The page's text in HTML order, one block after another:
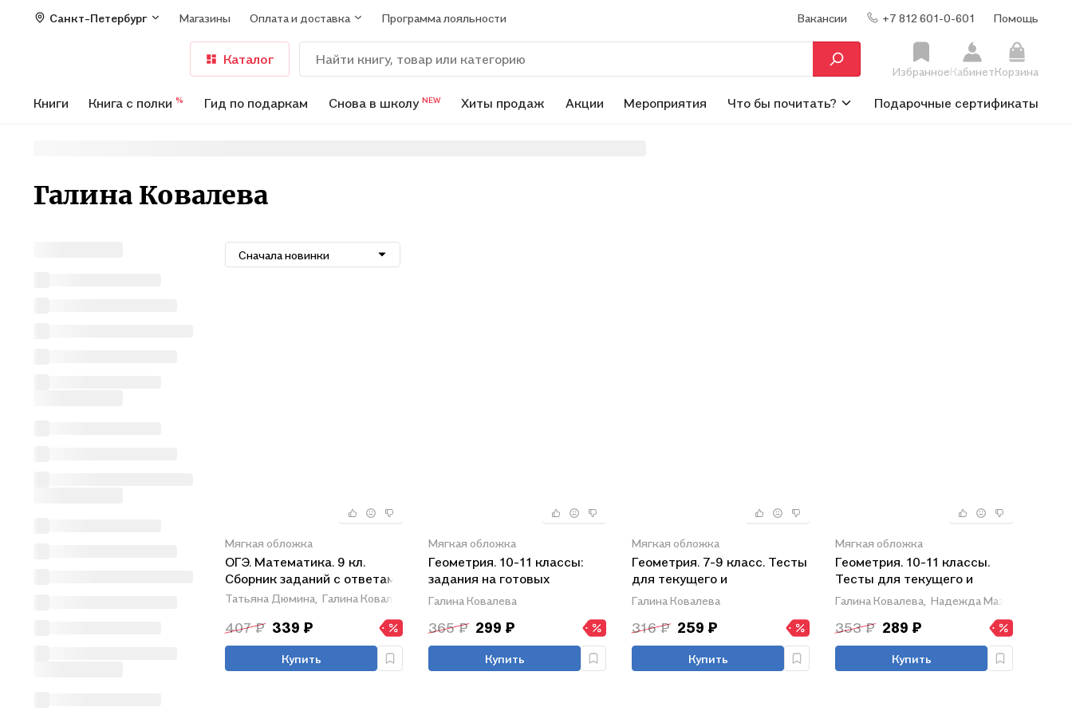
Санкт-Петербург Магазины Оплата и доставка Программа лояльности Вакансии +7 812 601-0-601 Помощь
Каталог
ИзбранноеКабинетКорзина
Книги Книга с полки % Гид по подаркам Снова в школу NEW Хиты продаж Акции Мероприятия Что бы почитать? Подарочные сертификаты
Галина Ковалева
Сначала новинки
Мягкая обложка
ОГЭ. Математика. 9 кл.
Сборник заданий с ответами
Татьяна Дюмина, Галина Ковалева
407 ₽ 339 ₽
Купить
Мягкая обложка
Геометрия. 10-11 классы:
задания на готовых
чертежах по стереометрии.
исправленное
Галина Ковалева
365 ₽ 299 ₽
Купить
Мягкая обложка
Геометрия. 7-9 класс. Тесты
для текущего и
обобщающего контроля.
Галина Ковалева
316 ₽ 259 ₽
Купить
Мягкая обложка
Геометрия. 10-11 классы.
Тесты для текущего и
обобщающего контроля
Галина Ковалева, Надежда Мазурова
353 ₽ 289 ₽
Купить